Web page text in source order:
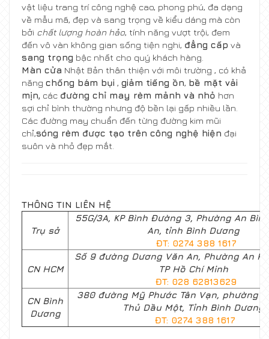
vật liệu trang trí công nghệ cao, phong phú, đa dạng
về mẫu mã, đẹp và sang trọng về kiểu dáng mà còn
bởi chất lượng hoàn hảo, tính năng vượt trội, đem
đến vô vàn không gian sống tiện nghi, đẳng cấp và
sang trọng bậc nhất cho quý khách hàng.
Màn cửa Nhật Bản thân thiện với môi trường , có khả
năng chống bám bụi , giảm tiếng ồn, bề mặt vải
mịn, các đường chỉ may rèm mảnh và nhỏ hơn
sợi chỉ bình thường nhưng độ bền lại gấp nhiều lần.
Các đường may chuẩn đến từng đường kim mũi
chỉ,sóng rèm được tạo trên công nghệ hiện đại
suôn và nhỏ đẹp mắt.
THÔNG TIN LIÊN HỆ
Trụ sở
55G/3A, KP Bình Đường 3, Phường An
An, tỉnh Bình Dương
ĐT: 0274 388 1617
CN HCM
Số 9 đường Dương Văn An, Phường An
TP Hồ Chí Minh
ĐT: 028 62813629
CN Bình
Dương
380 đường Mỹ Phước Tân Vạn, phường
Thủ Dầu Một, Tỉnh Bình Dương
ĐT: 0274 388 1617